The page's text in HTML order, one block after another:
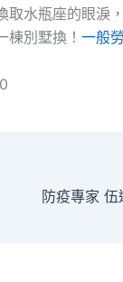
取水瓶座的眼淚
棟別墅換！ 一般